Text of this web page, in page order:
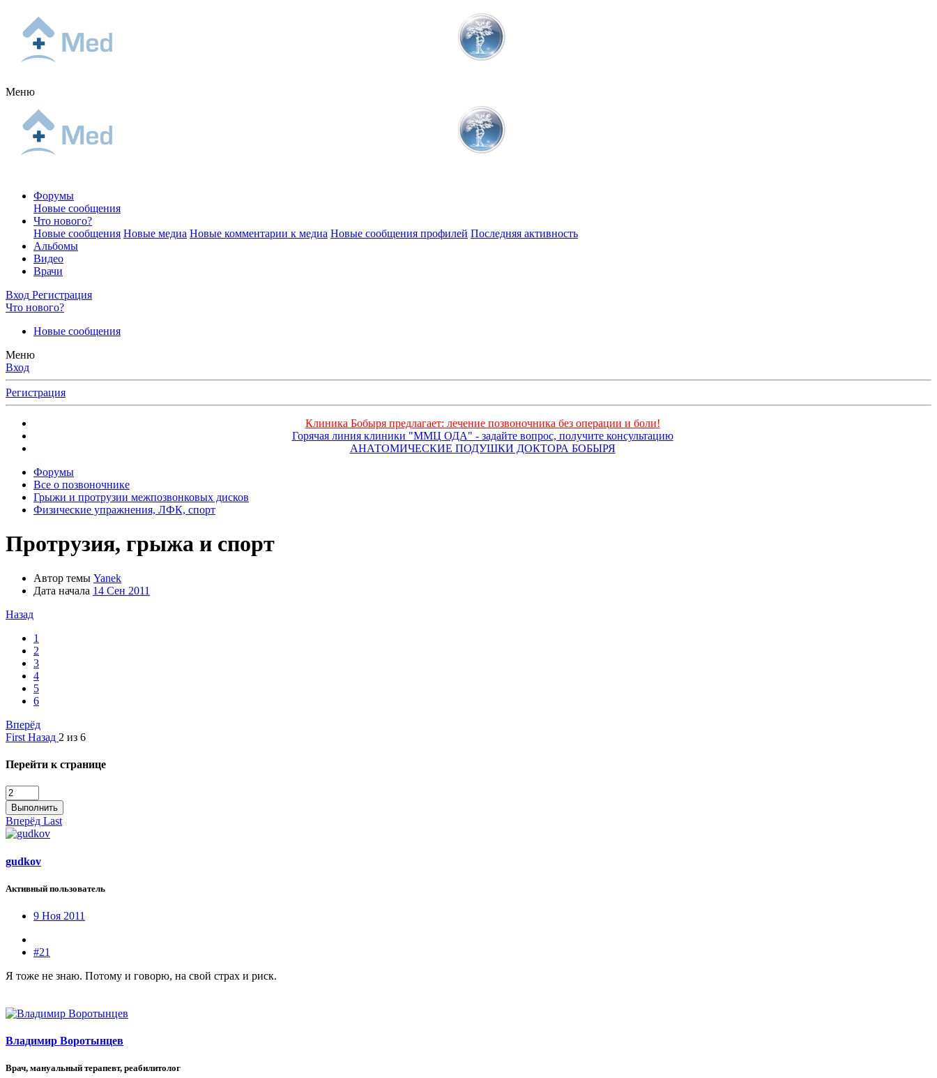
Меню
Форумы
Новые сообщения
Что нового?
Новые сообщения Новые медиа Новые комментарии к медиа Новые сообщения профилей Последняя активность
Альбомы
Видео
Врачи
Вход Регистрация
Что нового?
Новые сообщения
Меню
Вход
Регистрация
Клиника Бобыря предлагает: лечение позвоночника без операции и боли!
Горячая линия клиники "ММЦ ОДА" - задайте вопрос, получите консультацию
АНАТОМИЧЕСКИЕ ПОДУШКИ ДОКТОРА БОБЫРЯ
Форумы
Все о позвоночнике
Грыжи и протрузии межпозвонковых дисков
Физические упражнения, ЛФК, спорт
Протрузия, грыжа и спорт
Автор темы Yanek
Дата начала 14 Сен 2011
Назад
1
2
3
4
5
6
Вперёд
First Назад 2 из 6
Перейти к странице
Выполнить
Вперёд Last
gudkov
Активный пользователь
9 Ноя 2011
#21
Я тоже не знаю. Потому и говорю, на свой страх и риск.
Владимир Воротынцев
Врач, мануальный терапевт, реабилитолог